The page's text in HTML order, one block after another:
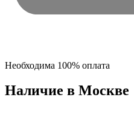
Необходима 100% оплата
Наличие в Москвe